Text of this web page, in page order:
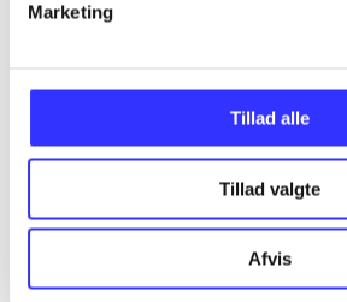
Marketing
Tillad alle
Tillad valgte
Afvis
Artikler
...